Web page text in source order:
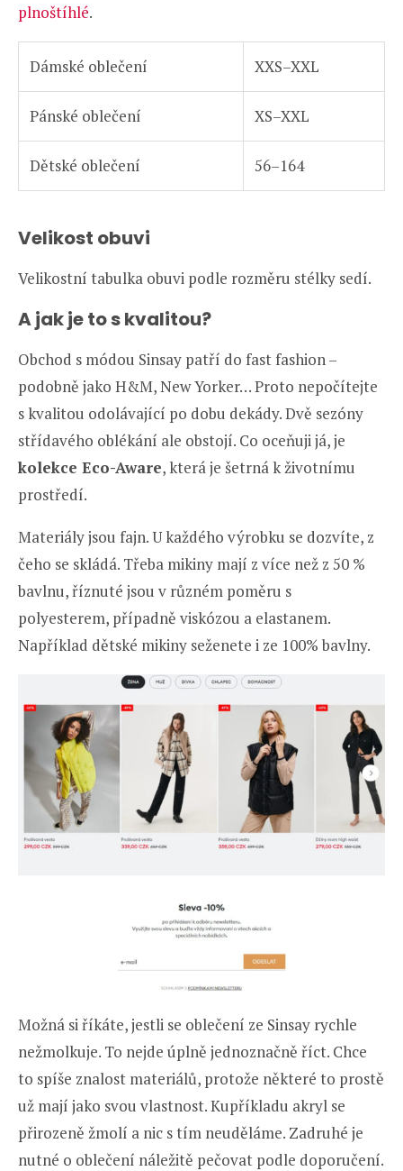
plnoštíhlé.
Dámské oblečení XXS–XXL
Pánské oblečení XS–XXL
Dětské oblečení 56–164
Velikost obuvi
Velikostní tabulka obuvi podle rozměru stélky sedí.
A jak je to s kvalitou?
Obchod s módou Sinsay patří do fast fashion –
podobně jako H&M, New Yorker… Proto nepočítejte
s kvalitou odolávající po dobu dekády. Dvě sezóny
střídavého oblékání ale obstojí. Co oceňuji já, je
kolekce Eco-Aware, která je šetrná k životnímu
prostředí.
Materiály jsou fajn. U každého výrobku se dozvíte, z
čeho se skládá. Třeba mikiny mají z více než z 50 %
bavlnu, říznuté jsou v různém poměru s
polyesterem, případně viskózou a elastanem.
Například dětské mikiny seženete i ze 100% bavlny.
Možná si říkáte, jestli se oblečení ze Sinsay rychle
nežmolkuje. To nejde úplně jednoznačně říct. Chce
to spíše znalost materiálů, protože některé to prostě
už mají jako svou vlastnost. Kupříkladu akryl se
přirozeně žmolí a nic s tím neuděláme. Zadruhé je
nutné o oblečení náležitě pečovat podle doporučení.